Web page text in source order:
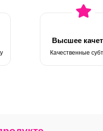
Высшее
Качественные